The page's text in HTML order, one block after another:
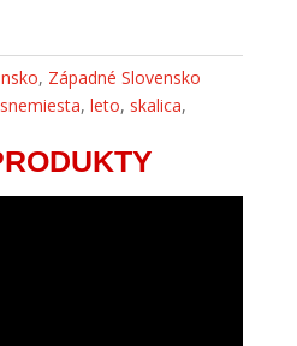
, Západné Slovensko
, leto, skalica,